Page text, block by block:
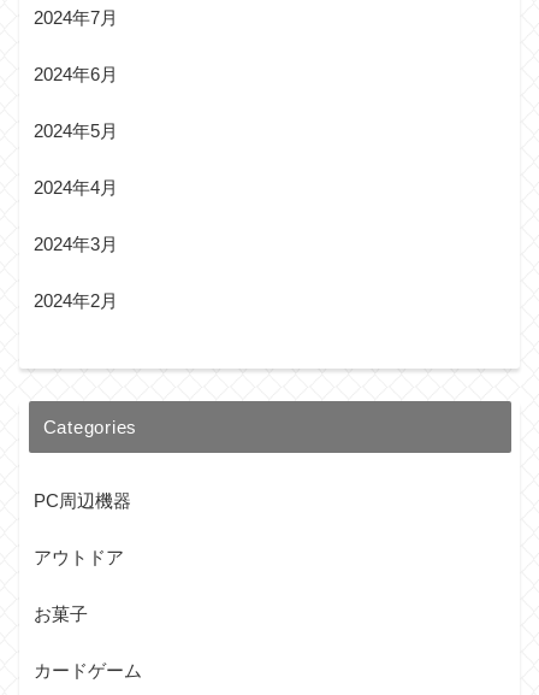
2024年7月
2024年6月
2024年5月
2024年4月
2024年3月
2024年2月
Categories
PC周辺機器
アウトドア
お菓子
カードゲーム